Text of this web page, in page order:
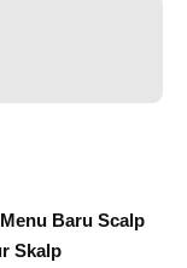
Baru Scalp
Skalp